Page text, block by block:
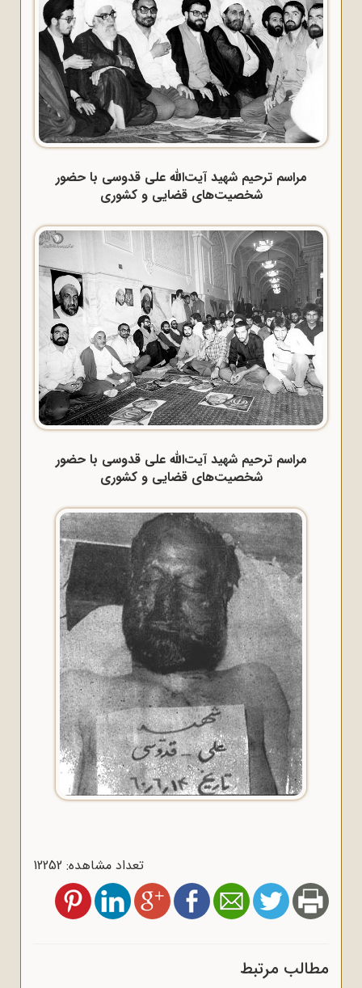
مراسم ترحیم شهید آیت‌الله علی قدوسی با حضور
شخصیت‌های قضایی و کشوری
مراسم ترحیم شهید آیت‌الله علی قدوسی با حضور
شخصیت‌های قضایی و کشوری
تعداد مشاهده: 12252
مطالب مرتبط